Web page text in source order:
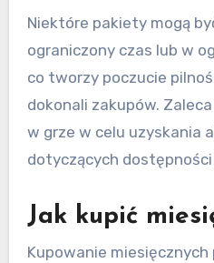
Niektóre pakiety mogą
ograniczony czas lub w
co tworzy poczucie
dokonali zakupów.
w grze w celu uzyskania
dotyczących
Jak kupić
Kupowanie